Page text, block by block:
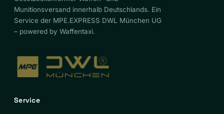
Munitionsversand innerhalb Deutschlands. Ein
Service der MPE.EXPRESS DWL München UG
– powered by Waffentaxi.
Service